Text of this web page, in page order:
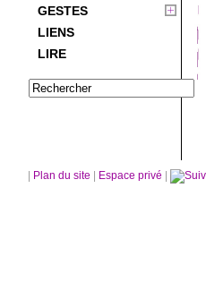
GESTES
LIENS
LIRE
Plan du site Espace privé